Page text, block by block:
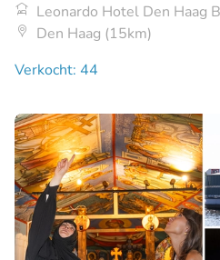
Leonardo Hotel Den Haag
Den Haag (15km)
Verkocht: 44